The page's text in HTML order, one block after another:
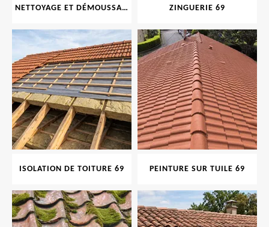
NETTOYAGE ET DÉMOUSSAGE DE TOITURE ET FAÇADE 69 ZINGUERIE 69
ISOLATION DE TOITURE 69 PEINTURE SUR TUILE 69